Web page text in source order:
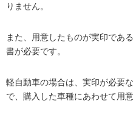
りません。
また、用意したものが実印であ
書が必要です。
軽自動車の場合は、実印が必要
で、購入した車種にあわせて用